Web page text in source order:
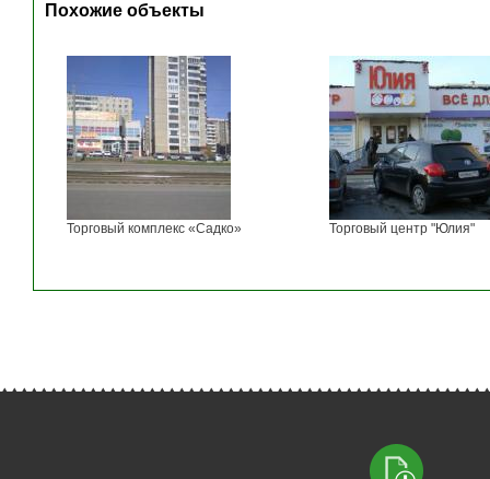
Похожие объекты
Торговый комплекс «Садко» Торговый центр "Юлия"